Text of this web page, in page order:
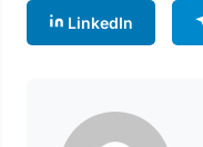
LinkedIn